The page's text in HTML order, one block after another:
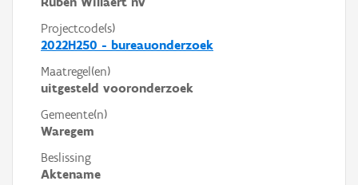
Projectcode(s)
2022H250 - bureauonderzoek
Maatregel(en)
uitgesteld vooronderzoek
Gemeente(n)
Waregem
Beslissing
Aktename